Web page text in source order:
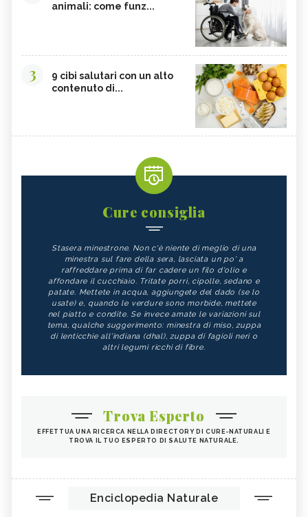
animali: come funz...
3
9 cibi salutari con un alto
contenuto di...
Cure consiglia
Stasera minestrone. Non c'è niente di meglio di una
minestra sul fare della sera, lasciata un po' a
raffreddare prima di far cadere un filo d'olio e
affondare il cucchiaio. Tritate porri, cipolle, sedano e
patate. Mettete in acqua, aggiungete del dado (se lo
usate) e, quando le verdure sono morbide, mettete
nel piatto e condite. Se invece amate le variazioni sul
tema, qualche suggerimento: minestra di miso, zuppa
di lenticchie all'indiana (dhal), zuppa di fagioli neri o
altri legumi ricchi di fibre.
Trova Esperto
EFFETTUA UNA RICERCA NELLA DIRECTORY DI CURE-NATURALI E
TROVA IL TUO ESPERTO DI SALUTE NATURALE.
Enciclopedia Naturale